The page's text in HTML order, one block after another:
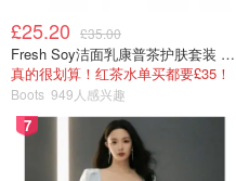
一小群科学家冒死还原爆炸
£25.20 £35.00
Fresh Soy洁面乳康普茶护肤套装 100ml
真的很划算！红茶水单买都要£35！
Boots 949人感兴趣
7